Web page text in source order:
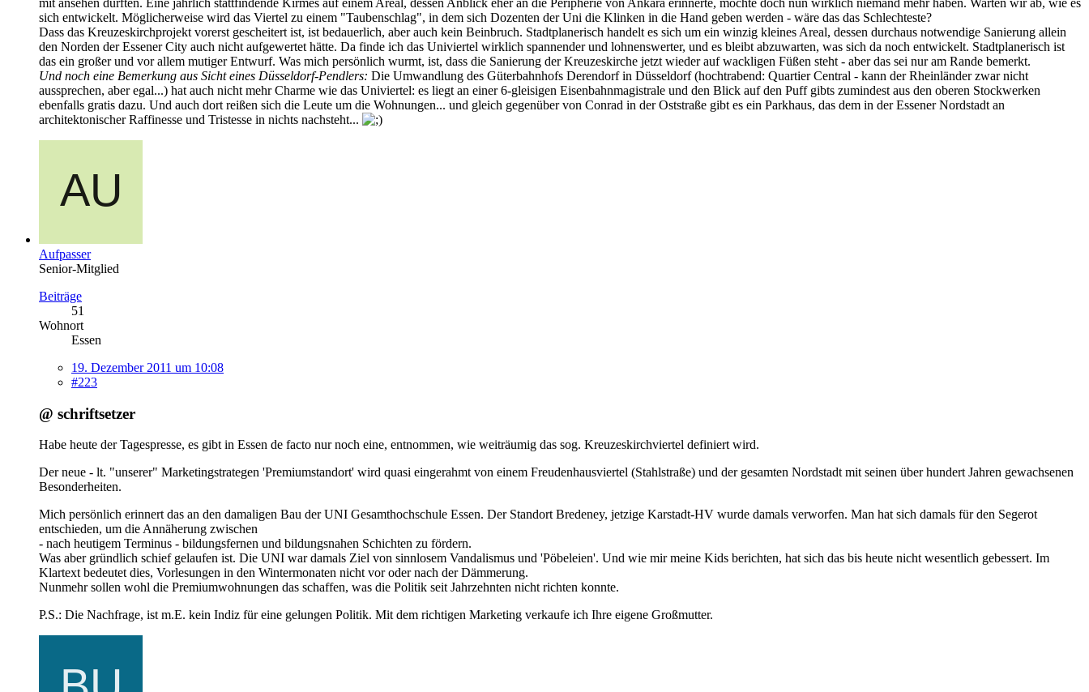
sich entwickelt. Möglicherweise wird das Viertel zu einem "Taubenschlag", in dem sich Dozenten der Uni die Klinken in die Hand geben werden - wäre das das Schlechteste?
Dass das Kreuzeskirchprojekt vorerst gescheitert ist, ist bedauerlich, aber auch kein Beinbruch. Stadtplanerisch handelt es sich um ein winzig kleines Areal, dessen durchaus notwendige Sanierung allein
den Norden der Essener City auch nicht aufgewertet hätte. Da finde ich das Univiertel wirklich spannender und lohnenswerter, und es bleibt abzuwarten, was sich da noch entwickelt. Stadtplanerisch ist
das ein großer und vor allem mutiger Entwurf. Was mich persönlich wurmt, ist, dass die Sanierung der Kreuzeskirche jetzt wieder auf wackligen Füßen steht - aber das sei nur am Rande bemerkt.
Und noch eine Bemerkung aus Sicht eines Düsseldorf-Pendlers: Die Umwandlung des Güterbahnhofs Derendorf in Düsseldorf (hochtrabend: Quartier Central - kann der Rheinländer zwar nicht
aussprechen, aber egal...) hat auch nicht mehr Charme wie das Univiertel: es liegt an einer 6-gleisigen Eisenbahnmagistrale und den Blick auf den Puff gibts zumindest aus den oberen Stockwerken
ebenfalls gratis dazu. Und auch dort reißen sich die Leute um die Wohnungen... und gleich gegenüber von Conrad in der Oststraße gibt es ein Parkhaus, das dem in der Essener Nordstadt an
architektonischer Raffinesse und Tristesse in nichts nachsteht...
Aufpasser
Senior-Mitglied
Beiträge
51
Wohnort
Essen
19. Dezember 2011 um 10:08
#223
@ schriftsetzer
Habe heute der Tagespresse, es gibt in Essen de facto nur noch eine, entnommen, wie weiträumig das sog. Kreuzeskirchviertel definiert wird.
Der neue - lt. "unserer" Marketingstrategen 'Premiumstandort' wird quasi eingerahmt von einem Freudenhausviertel (Stahlstraße) und der gesamten Nordstadt mit seinen über hundert Jahren gewachsenen
Besonderheiten.
Mich persönlich erinnert das an den damaligen Bau der UNI Gesamthochschule Essen. Der Standort Bredeney, jetzige Karstadt-HV wurde damals verworfen. Man hat sich damals für den Segerot
entschieden, um die Annäherung zwischen
- nach heutigem Terminus - bildungsfernen und bildungsnahen Schichten zu fördern.
Was aber gründlich schief gelaufen ist. Die UNI war damals Ziel von sinnlosem Vandalismus und 'Pöbeleien'. Und wie mir meine Kids berichten, hat sich das bis heute nicht wesentlich gebessert. Im
Klartext bedeutet dies, Vorlesungen in den Wintermonaten nicht vor oder nach der Dämmerung.
Nunmehr sollen wohl die Premiumwohnungen das schaffen, was die Politik seit Jahrzehnten nicht richten konnte.
P.S.: Die Nachfrage, ist m.E. kein Indiz für eine gelungen Politik. Mit dem richtigen Marketing verkaufe ich Ihre eigene Großmutter.